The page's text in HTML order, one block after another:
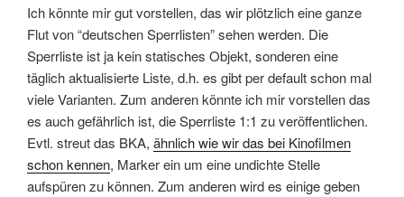
Ich könnte mir gut vorstellen, das wir plötzlich eine ganze
Flut von “deutschen Sperrlisten” sehen werden. Die
Sperrliste ist ja kein statisches Objekt, sonderen eine
täglich aktualisierte Liste, d.h. es gibt per default schon mal
viele Varianten. Zum anderen könnte ich mir vorstellen das
es auch gefährlich ist, die Sperrliste 1:1 zu veröffentlichen.
Evtl. streut das BKA, ähnlich wie wir das bei Kinofilmen
schon kennen, Marker ein um eine undichte Stelle
aufspüren zu können. Zum anderen wird es einige geben